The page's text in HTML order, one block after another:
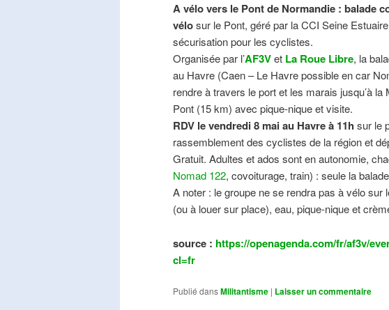
A vélo vers le Pont de Normandie : balade
vélosur le Pont, géré par la CCI Seine
sécurisation pour les cyclistes.
Organisée par l’AF3Vet La Roue Libre, la
au Havre (Caen – Le Havre possible en car
rendre à travers le port et les marais jusqu’à la
Pont (15 km) avec pique-nique et visite.
RDV le vendredi 8 mai au Havre à 11h sur le
rassemblement des cyclistes de la région et
Gratuit. Adultes et ados sont en autonomie,
Nomad 122, covoiturage, train) : seule la
A noter : le groupe ne se rendra pas à vélo
(ou à louer sur place), eau, pique-nique et
source : https://openagenda.com/fr/af3v/
cl=fr
Publié dansMilitantisme | Laisser un commentaire